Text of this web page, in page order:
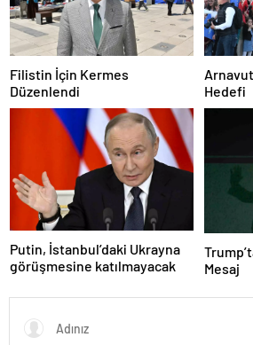
Filistin İçin Kermes
Düzenlendi
Hedefi
Putin, İstanbul’daki Ukrayna
görüşmesine katılmayacak
Mesaj